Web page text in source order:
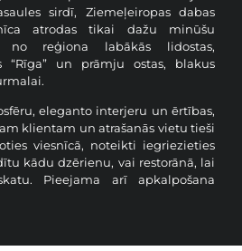
sirdī, Ziemeļeiropas dabas
atrodas tikai dažu minūšu
no reģiona labākās lidostas,
“Rīga” un prāmju ostas, blakus
eleganto interjeru un ērtības,
klientam un atrašanās vietu tieši
viesnīcā, noteikti iegriezieties
kādu dzērienu, vai restorānā, lai
Pieejama arī apkalpošana